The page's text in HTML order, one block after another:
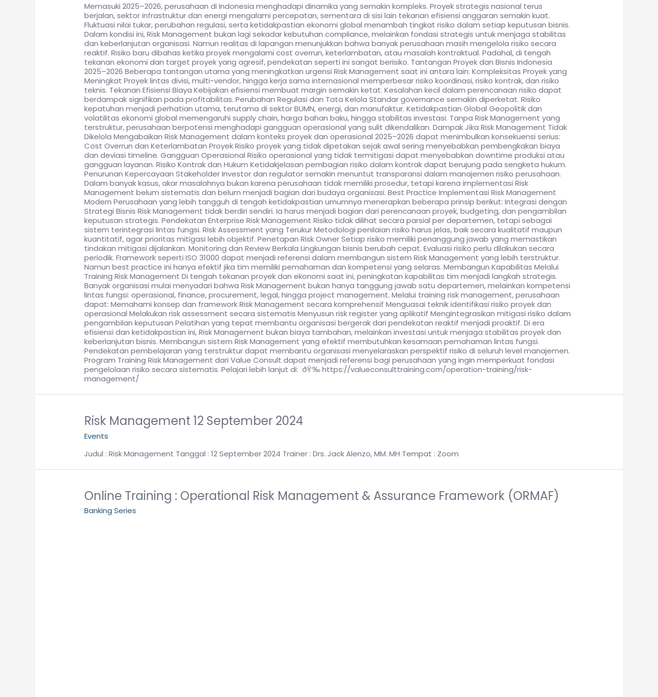
Memasuki 2025–2026, perusahaan di Indonesia menghadapi dinamika yang semakin kompleks. Proyek strategis nasional terus
berjalan, sektor infrastruktur dan energi mengalami percepatan, sementara di sisi lain tekanan efisiensi anggaran semakin kuat.
Fluktuasi nilai tukar, perubahan regulasi, serta ketidakpastian ekonomi global menambah tingkat risiko dalam setiap keputusan bisnis.
Dalam kondisi ini, Risk Management bukan lagi sekadar kebutuhan compliance, melainkan fondasi strategis untuk menjaga stabilitas
dan keberlanjutan organisasi. Namun realitas di lapangan menunjukkan bahwa banyak perusahaan masih mengelola risiko secara
reaktif. Risiko baru dibahas ketika proyek mengalami cost overrun, keterlambatan, atau masalah kontraktual. Padahal, di tengah
tekanan ekonomi dan target proyek yang agresif, pendekatan seperti ini sangat berisiko. Tantangan Proyek dan Bisnis Indonesia
2025–2026 Beberapa tantangan utama yang meningkatkan urgensi Risk Management saat ini antara lain: Kompleksitas Proyek yang
Meningkat Proyek lintas divisi, multi-vendor, hingga kerja sama internasional memperbesar risiko koordinasi, risiko kontrak, dan risiko
teknis. Tekanan Efisiensi Biaya Kebijakan efisiensi membuat margin semakin ketat. Kesalahan kecil dalam perencanaan risiko dapat
berdampak signifikan pada profitabilitas. Perubahan Regulasi dan Tata Kelola Standar governance semakin diperketat. Risiko
kepatuhan menjadi perhatian utama, terutama di sektor BUMN, energi, dan manufaktur. Ketidakpastian Global Geopolitik dan
volatilitas ekonomi global memengaruhi supply chain, harga bahan baku, hingga stabilitas investasi. Tanpa Risk Management yang
terstruktur, perusahaan berpotensi menghadapi gangguan operasional yang sulit dikendalikan. Dampak Jika Risk Management Tidak
Dikelola Mengabaikan Risk Management dalam konteks proyek dan operasional 2025–2026 dapat menimbulkan konsekuensi serius:
Cost Overrun dan Keterlambatan Proyek Risiko proyek yang tidak dipetakan sejak awal sering menyebabkan pembengkakan biaya
dan deviasi timeline. Gangguan Operasional Risiko operasional yang tidak termitigasi dapat menyebabkan downtime produksi atau
gangguan layanan. Risiko Kontrak dan Hukum Ketidakjelasan pembagian risiko dalam kontrak dapat berujung pada sengketa hukum.
Penurunan Kepercayaan Stakeholder Investor dan regulator semakin menuntut transparansi dalam manajemen risiko perusahaan.
Dalam banyak kasus, akar masalahnya bukan karena perusahaan tidak memiliki prosedur, tetapi karena implementasi Risk
Management belum sistematis dan belum menjadi bagian dari budaya organisasi. Best Practice Implementasi Risk Management
Modern Perusahaan yang lebih tangguh di tengah ketidakpastian umumnya menerapkan beberapa prinsip berikut: Integrasi dengan
Strategi Bisnis Risk Management tidak berdiri sendiri. Ia harus menjadi bagian dari perencanaan proyek, budgeting, dan pengambilan
keputusan strategis. Pendekatan Enterprise Risk Management Risiko tidak dilihat secara parsial per departemen, tetapi sebagai
sistem terintegrasi lintas fungsi. Risk Assessment yang Terukur Metodologi penilaian risiko harus jelas, baik secara kualitatif maupun
kuantitatif, agar prioritas mitigasi lebih objektif. Penetapan Risk Owner Setiap risiko memiliki penanggung jawab yang memastikan
tindakan mitigasi dijalankan. Monitoring dan Review Berkala Lingkungan bisnis berubah cepat. Evaluasi risiko perlu dilakukan secara
periodik. Framework seperti ISO 31000 dapat menjadi referensi dalam membangun sistem Risk Management yang lebih terstruktur.
Namun best practice ini hanya efektif jika tim memiliki pemahaman dan kompetensi yang selaras. Membangun Kapabilitas Melalui
Training Risk Management Di tengah tekanan proyek dan ekonomi saat ini, peningkatan kapabilitas tim menjadi langkah strategis.
Banyak organisasi mulai menyadari bahwa Risk Management bukan hanya tanggung jawab satu departemen, melainkan kompetensi
lintas fungsi: operasional, finance, procurement, legal, hingga project management. Melalui training risk management, perusahaan
dapat: Memahami konsep dan framework Risk Management secara komprehensif Menguasai teknik identifikasi risiko proyek dan
operasional Melakukan risk assessment secara sistematis Menyusun risk register yang aplikatif Mengintegrasikan mitigasi risiko dalam
pengambilan keputusan Pelatihan yang tepat membantu organisasi bergerak dari pendekatan reaktif menjadi proaktif. Di era
efisiensi dan ketidakpastian ini, Risk Management bukan biaya tambahan, melainkan investasi untuk menjaga stabilitas proyek dan
keberlanjutan bisnis. Membangun sistem Risk Management yang efektif membutuhkan kesamaan pemahaman lintas fungsi.
Pendekatan pembelajaran yang terstruktur dapat membantu organisasi menyelaraskan perspektif risiko di seluruh level manajemen.
Program Training Risk Management dari Value Consult dapat menjadi referensi bagi perusahaan yang ingin memperkuat fondasi
pengelolaan risiko secara sistematis. Pelajari lebih lanjut di: ðŸ‘‰ https://valueconsulttraining.com/operation-training/risk-
management/
Risk Management 12 September 2024
Events
Judul : Risk Management Tanggal : 12 September 2024 Trainer : Drs. Jack Alenzo, MM. MH Tempat : Zoom
Online Training : Operational Risk Management & Assurance Framework (ORMAF)
Banking Series